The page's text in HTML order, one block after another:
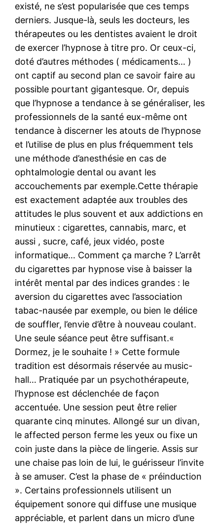
existé, ne s’est popularisée que ces temps
derniers. Jusque-là, seuls les docteurs, les
thérapeutes ou les dentistes avaient le droit
de exercer l’hypnose à titre pro. Or ceux-ci,
doté d’autres méthodes ( médicaments… )
ont captif au second plan ce savoir faire au
possible pourtant gigantesque. Or, depuis
que l’hypnose a tendance à se généraliser, les
professionnels de la santé eux-même ont
tendance à discerner les atouts de l’hypnose
et l’utilise de plus en plus fréquemment tels
une méthode d’anesthésie en cas de
ophtalmologie dental ou avant les
accouchements par exemple.Cette thérapie
est exactement adaptée aux troubles des
attitudes le plus souvent et aux addictions en
minutieux : cigarettes, cannabis, marc, et
aussi , sucre, café, jeux vidéo, poste
informatique… Comment ça marche ? L’arrêt
du cigarettes par hypnose vise à baisser la
intérêt mental par des indices grandes : le
aversion du cigarettes avec l’association
tabac-nausée par exemple, ou bien le délice
de souffler, l’envie d’être à nouveau coulant.
Une seule séance peut être suffisant.«
Dormez, je le souhaite ! » Cette formule
tradition est désormais réservée au music-
hall… Pratiquée par un psychothérapeute,
l’hypnose est déclenchée de façon
accentuée. Une session peut être relier
quarante cinq minutes. Allongé sur un divan,
le affected person ferme les yeux ou fixe un
coin juste dans la pièce de lingerie. Assis sur
une chaise pas loin de lui, le guérisseur l’invite
à se amuser. C’est la phase de « préinduction
». Certains professionnels utilisent un
équipement sonore qui diffuse une musique
appréciable, et parlent dans un micro d’une